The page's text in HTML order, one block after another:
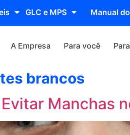
GLC e MPS Manual
A Empresa Para você
brancos
Manchas